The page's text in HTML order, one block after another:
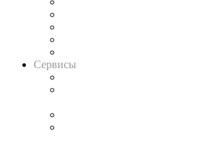
Сервисы